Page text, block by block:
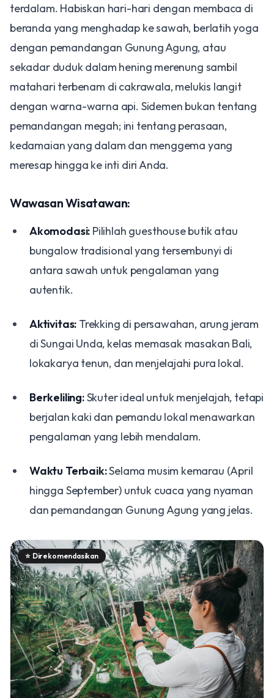
terdalam. Habiskan hari-hari dengan membaca di
beranda yang menghadap ke sawah, berlatih yoga
dengan pemandangan Gunung Agung, atau
sekadar duduk dalam hening merenung sambil
matahari terbenam di cakrawala, melukis langit
dengan warna-warna api. Sidemen bukan tentang
pemandangan megah; ini tentang perasaan,
kedamaian yang dalam dan menggema yang
meresap hingga ke inti diri Anda.
Wawasan Wisatawan:
Akomodasi: Pilihlah guesthouse butik atau
bungalow tradisional yang tersembunyi di
antara sawah untuk pengalaman yang
autentik.
Aktivitas: Trekking di persawahan, arung jeram
di Sungai Unda, kelas memasak masakan Bali,
lokakarya tenun, dan menjelajahi pura lokal.
Berkeliling:Skuter ideal untuk menjelajah, tetapi
berjalan kaki dan pemandu lokal menawarkan
pengalaman yang lebih mendalam.
Waktu Terbaik:Selama musim kemarau (April
hingga September) untuk cuaca yang nyaman
dan pemandangan Gunung Agung yang jelas.
⭐ Direkomendasikan